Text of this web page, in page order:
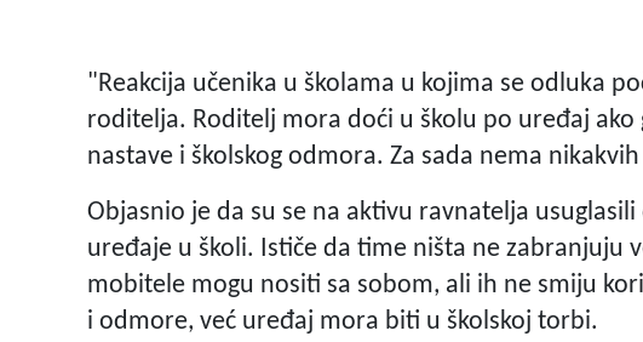
"Reakcija učenika u školama u kojima se odluka
roditelja. Roditelj mora doći u školu po uređaj
nastave i školskog odmora. Za sada nema
Objasnio je da su se na aktivu ravnatelja
uređaje u školi. Ističe da time ništa ne zabranjuju
mobitele mogu nositi sa sobom, ali ih ne smiju
i odmore, već uređaj mora biti u školskoj torbi.